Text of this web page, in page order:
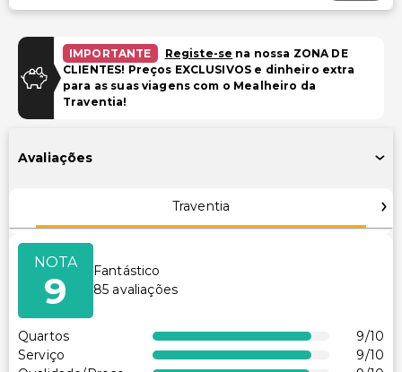
Piscina e Bem-estar
Piscina infantil
Transporte para o aeroporto (custo adicional)
Acessibilidade
Transporte acessível para o aeroporto
IMPORTANTE Registe-se na nossa ZONA DE
CLIENTES! Preços EXCLUSIVOS e dinheiro extra
para as suas viagens com o Mealheiro da
Traventia!
Avaliações
Traventia
NOTA
9
Fantástico
85 avaliações
Quartos 9/10
Serviço
9/10